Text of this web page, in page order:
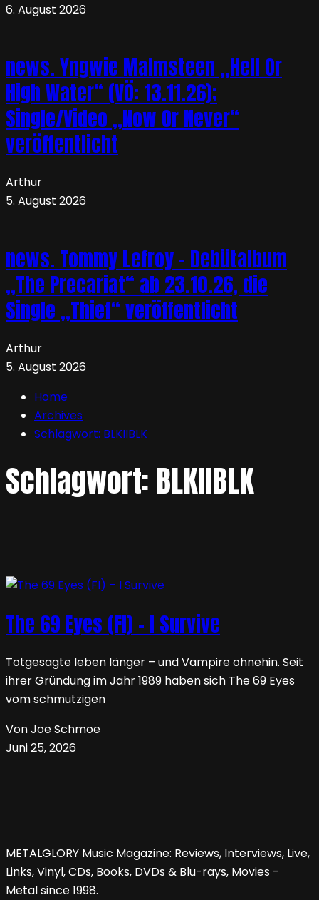
6. August 2026
news. Yngwie Malmsteen „Hell Or
High Water“ (VÖ: 13.11.26);
Single/Video „Now Or Never“
veröffentlicht
Arthur
5. August 2026
news. Tommy Lefroy – Debütalbum
„The Precariat“ ab 23.10.26, die
Single „Thief“ veröffentlicht
Arthur
5. August 2026
Home
Archives
Schlagwort: BLKIIBLK
Schlagwort: BLKIIBLK
The 69 Eyes (FI) – I Survive
Totgesagte leben länger – und Vampire ohnehin. Seit
ihrer Gründung im Jahr 1989 haben sich The 69 Eyes
vom schmutzigen
Von Joe Schmoe
Juni 25, 2026
METALGLORY Music Magazine: Reviews, Interviews, Live,
Links, Vinyl, CDs, Books, DVDs & Blu-rays, Movies -
Metal since 1998.